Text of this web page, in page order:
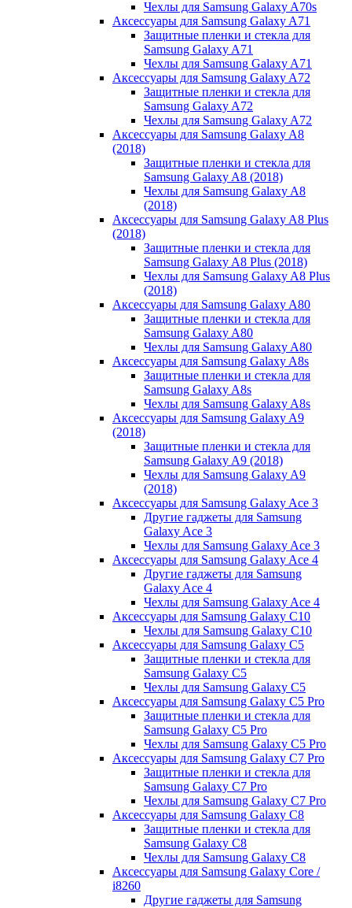
Чехлы для Samsung Galaxy A70s
Аксессуары для Samsung Galaxy A71
Защитные пленки и стекла для
Samsung Galaxy A71
Чехлы для Samsung Galaxy A71
Аксессуары для Samsung Galaxy A72
Защитные пленки и стекла для
Samsung Galaxy A72
Чехлы для Samsung Galaxy A72
Аксессуары для Samsung Galaxy A8
(2018)
Защитные пленки и стекла для
Samsung Galaxy A8 (2018)
Чехлы для Samsung Galaxy A8
(2018)
Аксессуары для Samsung Galaxy A8 Plus
(2018)
Защитные пленки и стекла для
Samsung Galaxy A8 Plus (2018)
Чехлы для Samsung Galaxy A8 Plus
(2018)
Аксессуары для Samsung Galaxy A80
Защитные пленки и стекла для
Samsung Galaxy A80
Чехлы для Samsung Galaxy A80
Аксессуары для Samsung Galaxy A8s
Защитные пленки и стекла для
Samsung Galaxy A8s
Чехлы для Samsung Galaxy A8s
Аксессуары для Samsung Galaxy A9
(2018)
Защитные пленки и стекла для
Samsung Galaxy A9 (2018)
Чехлы для Samsung Galaxy A9
(2018)
Аксессуары для Samsung Galaxy Ace 3
Другие гаджеты для Samsung
Galaxy Ace 3
Чехлы для Samsung Galaxy Ace 3
Аксессуары для Samsung Galaxy Ace 4
Другие гаджеты для Samsung
Galaxy Ace 4
Чехлы для Samsung Galaxy Ace 4
Аксессуары для Samsung Galaxy C10
Чехлы для Samsung Galaxy C10
Аксессуары для Samsung Galaxy C5
Защитные пленки и стекла для
Samsung Galaxy C5
Чехлы для Samsung Galaxy C5
Аксессуары для Samsung Galaxy C5 Pro
Защитные пленки и стекла для
Samsung Galaxy C5 Pro
Чехлы для Samsung Galaxy C5 Pro
Аксессуары для Samsung Galaxy C7 Pro
Защитные пленки и стекла для
Samsung Galaxy C7 Pro
Чехлы для Samsung Galaxy C7 Pro
Аксессуары для Samsung Galaxy C8
Защитные пленки и стекла для
Samsung Galaxy C8
Чехлы для Samsung Galaxy C8
Аксессуары для Samsung Galaxy Core /
i8260
Другие гаджеты для Samsung